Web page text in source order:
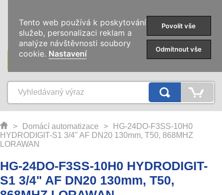
KATEGORIE
> Domácí automatizace >
HG-24DO-F3SS-10H0
HYDRODIGIT-S1 3/4" AF DN20 130mm, T50, 868MHZ
LORAWAN
HG-24DO-F3SS-10H0 HYDRODIGIT-
S1 3/4" AF DN20 130mm, T50,
Tento web používá k poskytování
služeb, personalizaci reklam a
analýze návštěvnosti soubory
cookie. Nastavení
Povolit vše
Odmítnout vše